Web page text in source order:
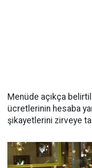
Menüde açıkça
ücretlerinin hesaba
şikayetlerini zirveye